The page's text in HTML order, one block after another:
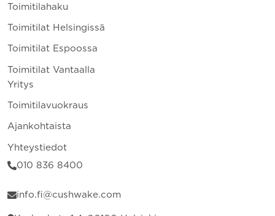
Toimitilahaku
Toimitilat Helsingissä
Toimitilat Espoossa
Toimitilat Vantaalla
Yritys
Toimitilavuokraus
Ajankohtaista
Yhteystiedot
010 836 8400
info.fi@cushwake.com